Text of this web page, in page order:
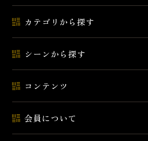
カテゴリから探す
シーンから探す
コンテンツ
会員について